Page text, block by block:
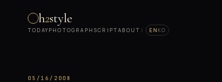
h2style
TODAY PHOTOGRAPH SCRIPTABOUT | EN KO
05/16/2008